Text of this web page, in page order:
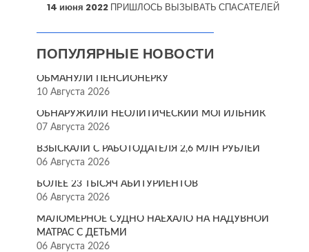
14 июня 2022 ПРИШЛОСЬ ВЫЗЫВАТЬ СПАСАТЕЛЕЙ
ПОПУЛЯРНЫЕ НОВОСТИ
ОБМАНУЛИ ПЕНСИОНЕРКУ
10 Августа 2026
ОБНАРУЖИЛИ НЕОЛИТИЧЕСКИЙ МОГИЛЬНИК
07 Августа 2026
ВЗЫСКАЛИ С РАБОТОДАТЕЛЯ 2,6 МЛН РУБЛЕЙ
06 Августа 2026
БОЛЕЕ 23 ТЫСЯЧ АБИТУРИЕНТОВ
06 Августа 2026
МАЛОМЕРНОЕ СУДНО НАЕХАЛО НА НАДУВНОЙ
МАТРАС С ДЕТЬМИ
06 Августа 2026